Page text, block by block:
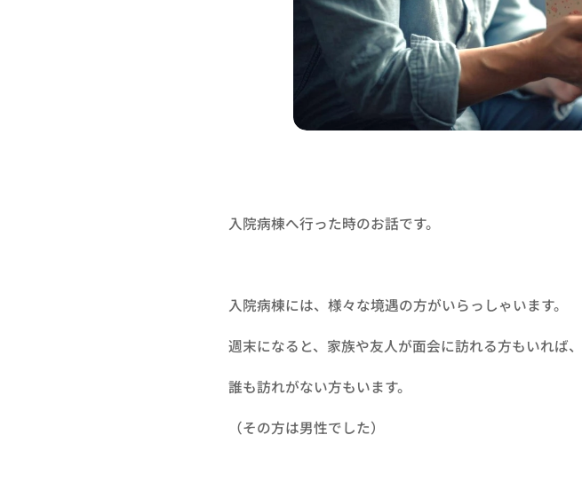
入院病棟へ行った時のお話です。
入院病棟には、様々な境遇の方がいらっしゃいます。
週末になると、家族や友人が面会に訪れる方もいれば、
誰も訪れがない方もいます。
（その方は男性でした）